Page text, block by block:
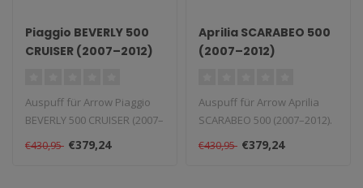
Piaggio BEVERLY 500
CRUISER (2007–2012)
Auspuff für Arrow Piaggio
BEVERLY 500 CRUISER (2007–
2012). Lieferzeit: 1–4 ..
€430,95 €379,24
Aprilia SCARABEO 500
(2007–2012)
Auspuff für Arrow Aprilia
SCARABEO 500 (2007–2012).
Lieferzeit: 1–4 Wochen...
€430,95 €379,24